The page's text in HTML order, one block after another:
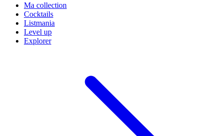
Ma collection
Cocktails
Listmania
Level up
Explorer